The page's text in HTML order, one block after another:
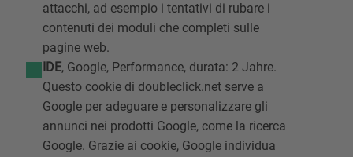
attacchi, ad esempio i tentativi di rubare i
contenuti dei moduli che completi sulle
pagine web.
IDE, Google, Performance, durata: 2 Jahre.
Questo cookie di doubleclick.net serve a
Google per adeguare e personalizzare gli
annunci nei prodotti Google, come la ricerca
Google. Grazie ai cookie, Google individua